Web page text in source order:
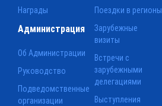
Награды
Поездки в регионы
Зарубежные
визиты
Встречи с
зарубежными
делегациями
Выступления
Администрация
Об Администрации
Руководство
Подведомственные
организации